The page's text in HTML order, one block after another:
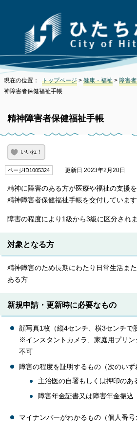
現在の位置： トップページ > 健康・福祉 > 障害
神障害者保健福祉手帳
精神障害者保健福祉手帳
いいね！
ページID1005324 更新日 2023年2月20日
精神に障害のある方が医療や福祉の支援
精神障害者保健福祉手帳を交付しています
障害の程度により1級から3級に区分されま
対象となる方
精神障害のため長期にわたり日常生活ま
ある方
新規申請・更新時に必要なもの
顔写真1枚（縦4センチ、横3センチで
※インスタントカメラ、家庭用プリン
不可
障害の程度を証明するもの（次のいず
主治医の自署もしくは押印のあ
障害年金証書又は障害年金振込
マイナンバーがわかるもの（個人番号